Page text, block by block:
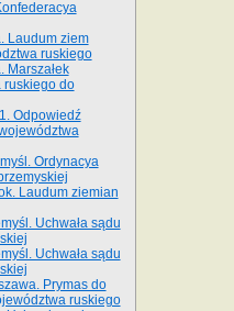
Laudum ziem
ruskiego
Marszałek
ruskiego do
Odpowiedź
Ordynacya
Laudum ziemian
Uchwała sądu
Uchwała sądu
Prymas do
ruskiego